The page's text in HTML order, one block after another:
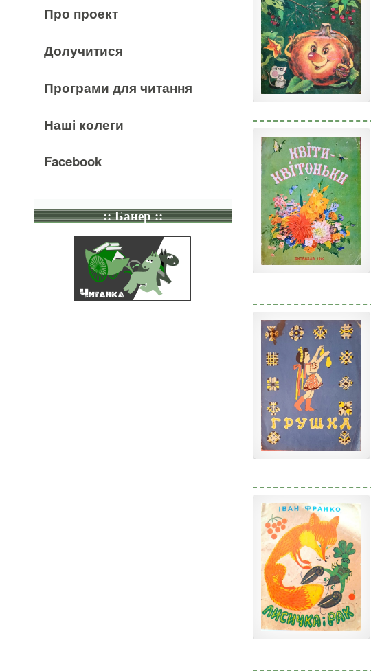
Про проект
Долучитися
Програми для читання
Наші колеги
Facebook
:: Банер ::